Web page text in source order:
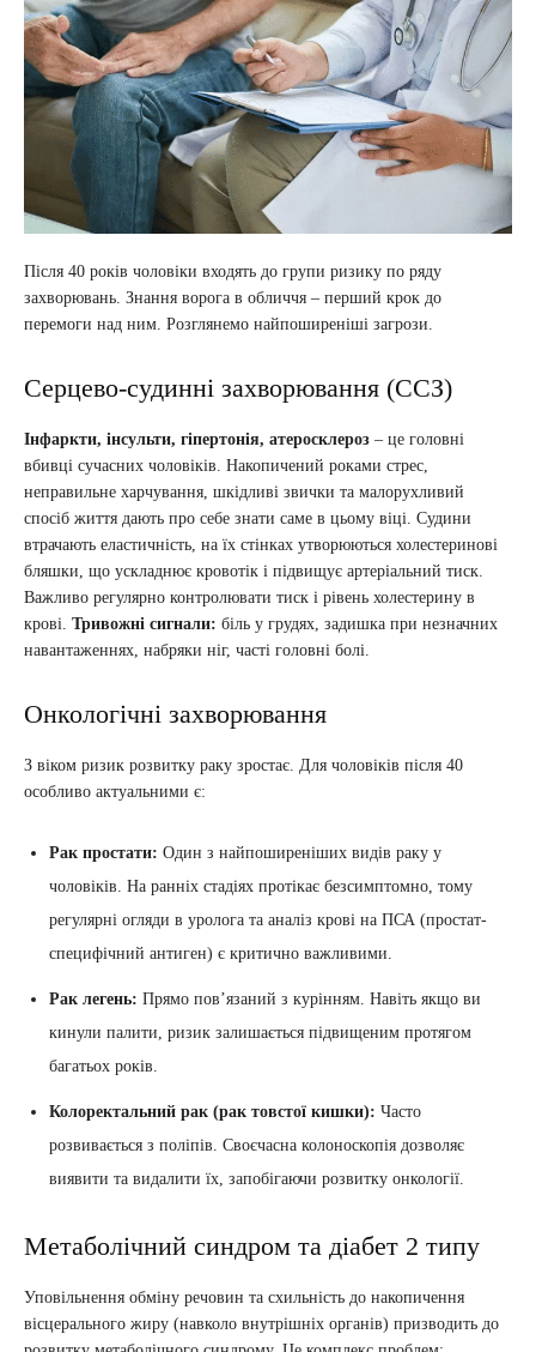
Після 40 років чоловіки входять до групи ризику по ряду
захворювань. Знання ворога в обличчя – перший крок до
перемоги над ним. Розглянемо найпоширеніші загрози.
Серцево-судинні захворювання (ССЗ)
Інфаркти, інсульти, гіпертонія, атеросклероз – це головні
вбивці сучасних чоловіків. Накопичений роками стрес,
неправильне харчування, шкідливі звички та малорухливий
спосіб життя дають про себе знати саме в цьому віці. Судини
втрачають еластичність, на їх стінках утворюються холестеринові
бляшки, що ускладнює кровотік і підвищує артеріальний тиск.
Важливо регулярно контролювати тиск і рівень холестерину в
крові. Тривожні сигнали: біль у грудях, задишка при незначних
навантаженнях, набряки ніг, часті головні болі.
Онкологічні захворювання
З віком ризик розвитку раку зростає. Для чоловіків після 40
особливо актуальними є:
Рак простати: Один з найпоширеніших видів раку у
чоловіків. На ранніх стадіях протікає безсимптомно, тому
регулярні огляди в уролога та аналіз крові на ПСА (простат-
специфічний антиген) є критично важливими.
Рак легень: Прямо пов’язаний з курінням. Навіть якщо ви
кинули палити, ризик залишається підвищеним протягом
багатьох років.
Колоректальний рак (рак товстої кишки): Часто
розвивається з поліпів. Своєчасна колоноскопія дозволяє
виявити та видалити їх, запобігаючи розвитку онкології.
Метаболічний синдром та діабет 2 типу
Уповільнення обміну речовин та схильність до накопичення
вісцерального жиру (навколо внутрішніх органів) призводить до